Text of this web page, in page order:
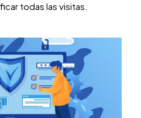
todas las visitas.